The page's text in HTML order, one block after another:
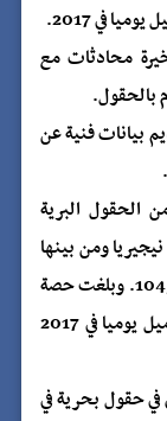
محادثات مع
بالحقول.
بيانات فنية عن
الحقول البرية
ومن بينها
مناطق التعدين المستأجرة أرقام 66 و68 و70 و104. وبلغت حصة
إكسون من الانتاج في هذه الحقول 120 ألف برميل يوميا في 2017
حقول بحرية في